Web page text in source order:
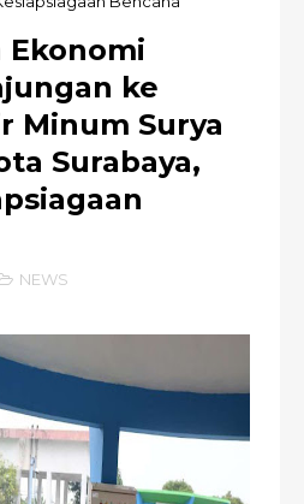
Ekonomi
ke
Minum Surya
Surabaya,
NEWS